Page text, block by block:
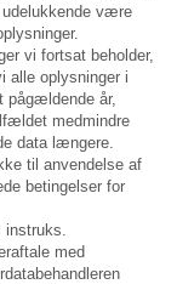
være
vi fortsat beholder,
alle oplysninger i
pågældende år,
medmindre
data længere.
til anvendelse af
betingelser for
med